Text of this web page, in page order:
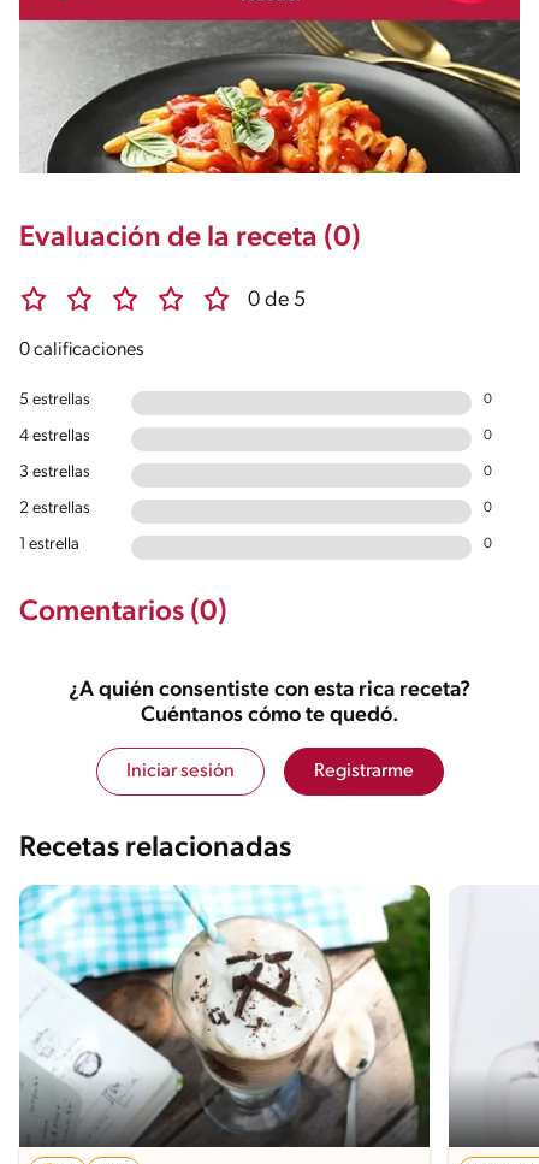
Evaluación de la receta (0)
0 de 5
0 calificaciones
5 estrellas 0
4 estrellas 0
3 estrellas 0
2 estrellas 0
1 estrella 0
Comentarios (0)
¿A quién consentiste con esta rica receta?
Cuéntanos cómo te quedó.
Iniciar sesión Registrarme
Recetas relacionadas